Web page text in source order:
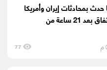
بمحادثات إيران وأمريكا
وعدم التوصل لاتفاق بعد 21 ساعة من
77